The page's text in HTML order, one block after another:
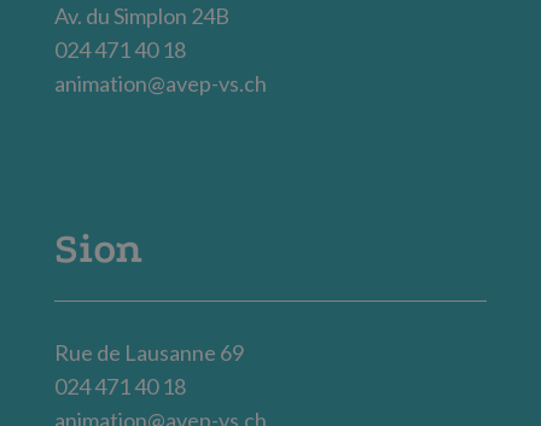
Av. du Simplon 24B
024 471 40 18
animation@avep-vs.ch
Sion
Rue de Lausanne 69
024 471 40 18
animation@avep-vs.ch